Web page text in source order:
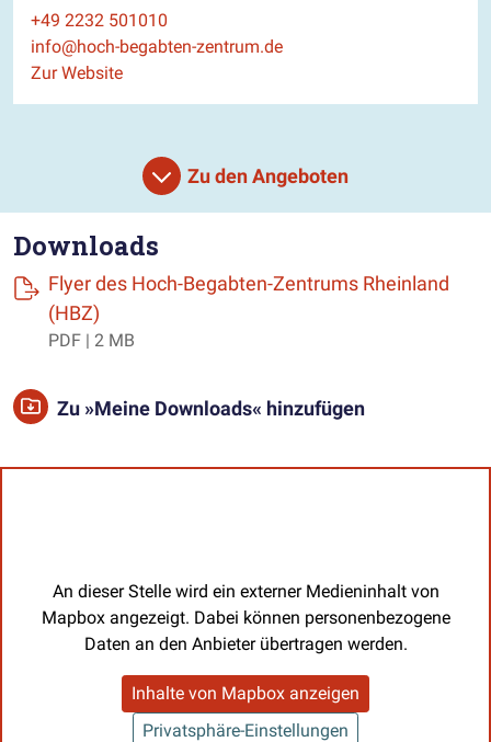
Telefon
+49 2232 501010
E-Mail
info@hoch-begabten-zentrum.de
Website
Zur Website
Zu den Angeboten
Downloads
Flyer des Hoch-Begabten-Zentrums Rheinland
(HBZ)
PDF | 2 MB
Zu »Meine Downloads« hinzufügen
An dieser Stelle wird ein externer Medieninhalt von
Mapbox angezeigt. Dabei können personenbezogene
Daten an den Anbieter übertragen werden.
Inhalte von Mapbox anzeigen
Privatsphäre-Einstellungen